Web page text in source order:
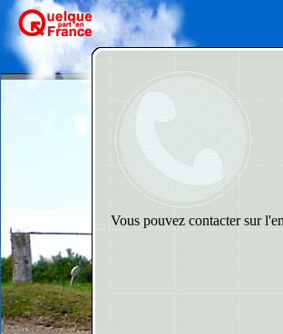
Vous pouvez contacter sur